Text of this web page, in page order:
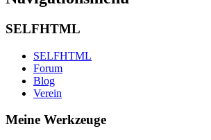
SELFHTML
SELFHTML
Forum
Blog
Verein
Meine Werkzeuge